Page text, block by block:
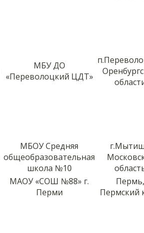
МБУ ДО
«Переволоцкий ЦДТ»
МБОУ Средняя
общеобразовательная
школа №10
МАОУ «СОШ №88» г.
Перми
Пермь,
Пермский